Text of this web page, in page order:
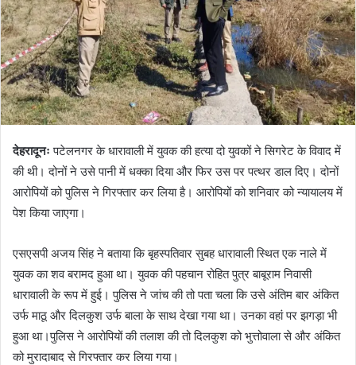
a
i
l
देहरादूनः पटेलनगर के धारावाली में युवक की हत्या दो युवकों ने सिगरेट के विवाद में
की थी। दोनों ने उसे पानी में धक्का दिया और फिर उस पर पत्थर डाल दिए। दोनों
आरोपियों को पुलिस ने गिरफ्तार कर लिया है। आरोपियों को शनिवार को न्यायालय में
पेश किया जाएगा।
एसएसपी अजय सिंह ने बताया कि बृहस्पतिवार सुबह धारावाली स्थित एक नाले में
युवक का शव बरामद हुआ था। युवक की पहचान रोहित पुत्र बाबूराम निवासी
धारावाली के रूप में हुई। पुलिस ने जांच की तो पता चला कि उसे अंतिम बार अंकित
उर्फ माठू और दिलकुश उर्फ बाला के साथ देखा गया था। उनका वहां पर झगड़ा भी
हुआ था।पुलिस ने आरोपियों की तलाश की तो दिलकुश को भुत्तोवाला से और अंकित
को मुरादाबाद से गिरफ्तार कर लिया गया।